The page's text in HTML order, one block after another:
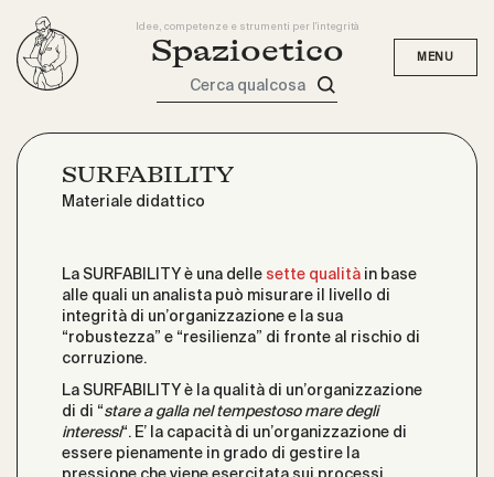
Idee, competenze e strumenti per l'integrità
Spazioetico
Cerca qualcosa
SURFABILITY
Materiale didattico
La SURFABILITY è una delle sette qualità in base
alle quali un analista può misurare il livello di
integrità di un’organizzazione e la sua
“robustezza” e “resilienza” di fronte al rischio di
corruzione.
La SURFABILITY è la qualità di un’organizzazione
di di “stare a galla nel tempestoso mare degli
interessi“. E’ la capacità di un’organizzazione di
essere pienamente in grado di gestire la